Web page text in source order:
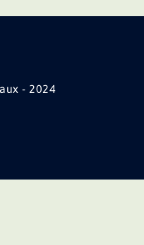
- 2024